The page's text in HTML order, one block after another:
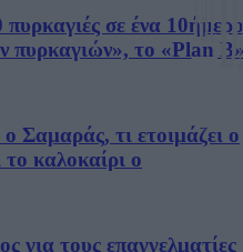
σε ένα 10ήμερο
πυρκαγιών», το «Plan
ο Σαμαράς, τι ετοιμάζει ο
καλοκαίρι ο
για τους επαγγελματίες